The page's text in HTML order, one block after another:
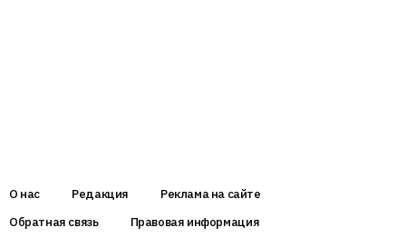
О нас Редакция
Реклама на сайте
Обратная связь
Правовая информация